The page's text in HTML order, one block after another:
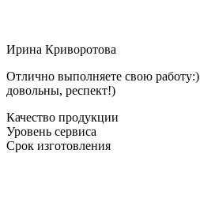
Ирина Криворотова
Отлично выполняете свою работу:)
довольны, респект!)
Качество продукции
Уровень сервиса
Срок изготовления